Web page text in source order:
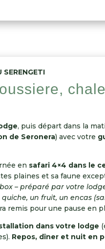
, puis départ dans la
de Seronera) avec votre
en safari 4×4 dans le
plaines et sa faune
– préparé par votre
un fruit, un encas
remis pour une pause en
dans votre lodge
Repos, dîner et nuit en